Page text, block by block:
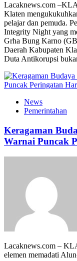
Lacaknews.com
Klaten
pelajar dan pemuda.
Integrity Night yang
Grha Bung Karno
Daerah Kabupaten
Duta Antikorupsi
News
Pemerintahan
Keragaman
Warnai Puncak
Lacaknews.com –
elemen memadati